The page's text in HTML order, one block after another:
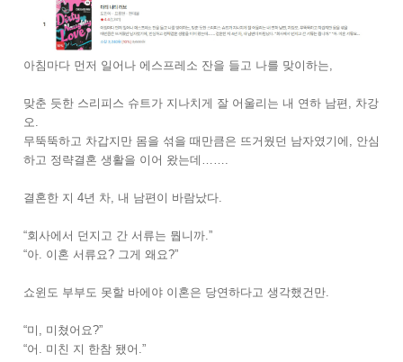
아침마다 먼저 일어나 에스프레소 잔을 들고 나를 맞이하는,
맞춘 듯한 스리피스 슈트가 지나치게 잘 어울리는 내 연하 남편, 차강
오.
무뚝뚝하고 차갑지만 몸을 섞을 때만큼은 뜨거웠던 남자였기에, 안심
하고 정략결혼 생활을 이어 왔는데…….
결혼한 지 4년 차, 내 남편이 바람났다.
“회사에서 던지고 간 서류는 뭡니까.”
“아. 이혼 서류요? 그게 왜요?”
쇼윈도 부부도 못할 바에야 이혼은 당연하다고 생각했건만.
“미, 미쳤어요?”
“어. 미친 지 한참 됐어.”